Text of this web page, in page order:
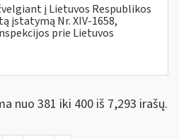
į Lietuvos Respublikos
įstatymą Nr. XIV-1658,
prie Lietuvos
nuo 381 iki 400 iš 7,293 irašų.